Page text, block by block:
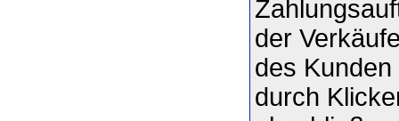
der
des
durch